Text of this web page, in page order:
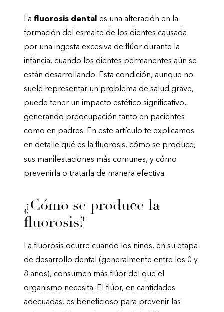
La fluorosis dental es una alteración en la
formación del esmalte de los dientes causada
por una ingesta excesiva de flúor durante la
infancia, cuando los dientes permanentes aún se
están desarrollando. Esta condición, aunque no
suele representar un problema de salud grave,
puede tener un impacto estético significativo,
generando preocupación tanto en pacientes
como en padres. En este artículo te explicamos
en detalle qué es la fluorosis, cómo se produce,
sus manifestaciones más comunes, y cómo
prevenirla o tratarla de manera efectiva.
¿Cómo se produce la
fluorosis?
La fluorosis ocurre cuando los niños, en su etapa
de desarrollo dental (generalmente entre los 0 y
8 años), consumen más flúor del que el
organismo necesita. El flúor, en cantidades
adecuadas, es beneficioso para prevenir las